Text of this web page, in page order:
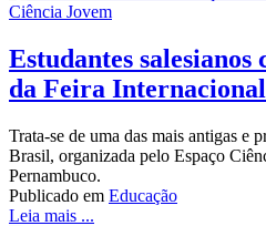
Estudantes
da Feira
Trata-se de uma das mais antigas e
Brasil, organizada pelo Espaço
Pernambuco.
Publicado em Educação
Leia mais ...